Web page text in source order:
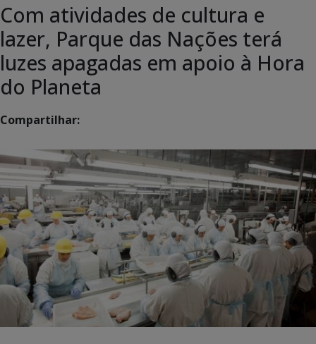
Com atividades de cultura e
lazer, Parque das Nações terá
luzes apagadas em apoio à Hora
do Planeta
Compartilhar: